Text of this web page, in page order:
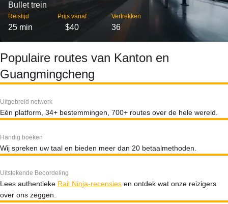
Bullet trein
Reistijd
25 min
Prijs vanaf
$40
Vertrekken
36
Populaire routes van Kanton en
Guangmingcheng
Uitgebreid netwerk
Eén platform, 34+ bestemmingen, 700+ routes over de hele wereld.
Handig boeken
Wij spreken uw taal en bieden meer dan 20 betaalmethoden.
Uitstekende Beoordeling
Lees authentieke Rail Ninja-recensies en ontdek wat onze reizigers
over ons zeggen.